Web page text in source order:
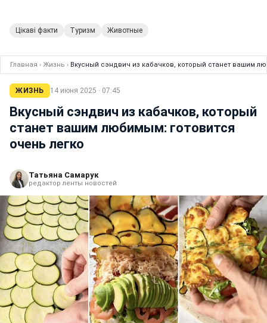
Цікаві факти Туризм Животные
Главная › Жизнь › Вкусный сэндвич из кабачков, который станет вашим
ЖИЗНЬ 14 июня 2025 · 07:45
Вкусный сэндвич из кабачков, который
станет вашим любимым: готовится
очень легко
Татьяна Самарук
редактор ленты новостей